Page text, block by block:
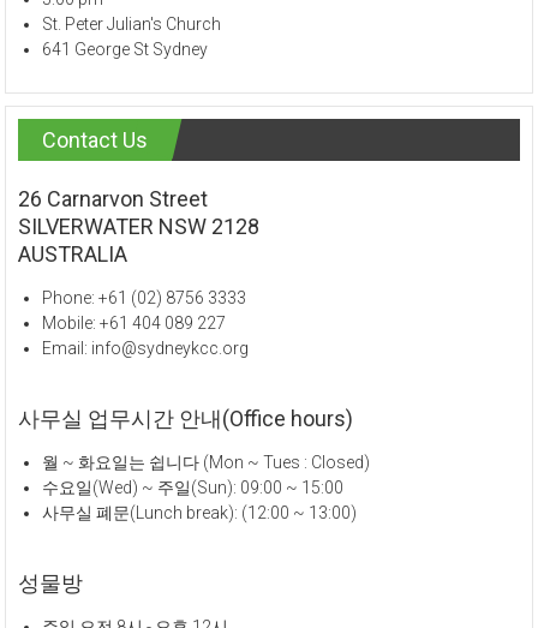
St. Peter Julian's Church
641 George St Sydney
Contact Us
26 Carnarvon Street
SILVERWATER NSW 2128
AUSTRALIA
Phone: +61 (02) 8756 3333
Mobile: +61 404 089 227
Email: info@sydneykcc.org
사무실 업무시간 안내(Office hours)
월 ~ 화요일는 쉽니다 (Mon ~ Tues : Closed)
수요일(Wed) ~ 주일(Sun): 09:00 ~ 15:00
사무실 폐문(Lunch break): (12:00 ~ 13:00)
성물방